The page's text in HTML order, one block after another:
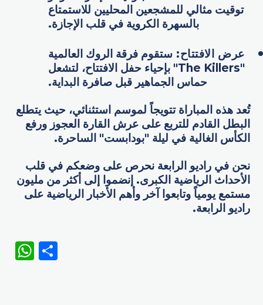
توقيت مثالي للمشجعين المحليين للاستمتاع
بالسهرة الكروية في قلب الإجازة.
عرض الافتتاح: ستقوم فرقة الروك العالمية
"The Killers" بإحياء حفل الافتتاح، لتشعل
حماس الجماهير قبل صافرة البداية.
تُعد هذه المباراة تتويجاً لموسم استثنائي، حيث يتطلع
البطل القادم للتربع على عرش القارة العجوز ورفع
الكأس الغالية في ليلة "بودابست" الساحرة.
نحن في راديو الرابعة نحرص على وضعكم في قلب
الأحداث الرياضية الكبرى. إنضموا إلى أكثر من مليون
مستمع يومياً وتابعوا آخر وأهم الأخبار الرياضية على
راديو الرابعة.
WhatsApp